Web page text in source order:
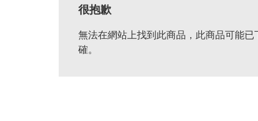
很抱歉
無法在網站上找到此商品，此商品可能
確。